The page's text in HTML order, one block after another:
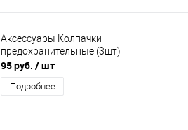
Аксессуары Колпачки
предохранительные (3шт)
95 руб. / шт
Подробнее